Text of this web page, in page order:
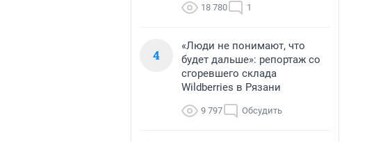
18 780 1
4
«Люди не понимают, что
будет дальше»: репортаж со
сгоревшего склада
Wildberries в Рязани
9 797 Обсудить